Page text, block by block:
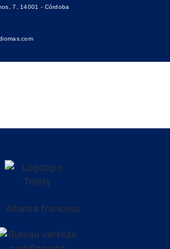
7, 14001 - Córdoba